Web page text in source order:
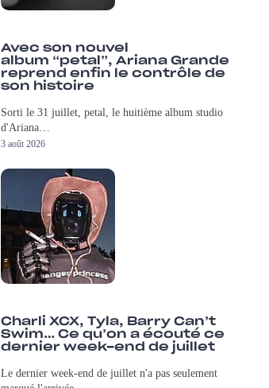
Avec son nouvel
album “petal”, Ariana Grande
reprend enfin le contrôle de
son histoire
Sorti le 31 juillet, petal, le huitième album studio
d'Ariana…
3 août 2026
Charli XCX, Tyla, Barry Can’t
Swim… Ce qu’on a écouté ce
dernier week-end de juillet
Le dernier week-end de juillet n'a pas seulement